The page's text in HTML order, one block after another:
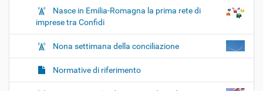
Nasce in Emilia-Romagna la prima rete di
imprese tra Confidi
Nona settimana della conciliazione
Normative di riferimento